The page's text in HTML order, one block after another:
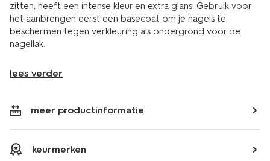
zitten, heeft een intense kleur en extra glans. Gebruik voor
het aanbrengen eerst een basecoat om je nagels te
beschermen tegen verkleuring als ondergrond voor de
nagellak.
lees verder
meer productinformatie
keurmerken